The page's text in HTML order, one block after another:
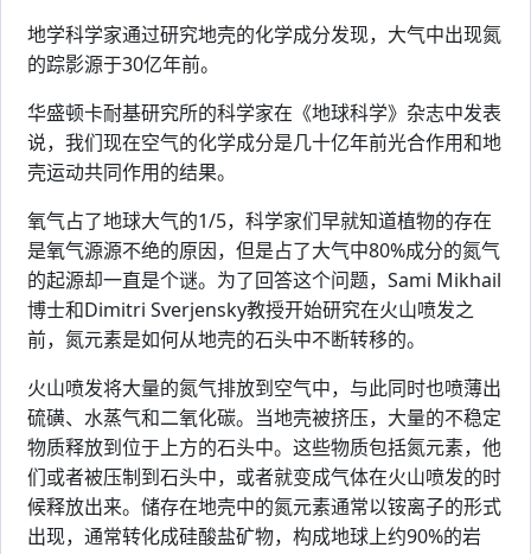
地学科学家通过研究地壳的化学成分发现，大气中出现氮
的踪影源于30亿年前。
华盛顿卡耐基研究所的科学家在《地球科学》杂志中发表
说，我们现在空气的化学成分是几十亿年前光合作用和地
壳运动共同作用的结果。
氧气占了地球大气的1/5，科学家们早就知道植物的存在
是氧气源源不绝的原因，但是占了大气中80%成分的氮气
的起源却一直是个谜。为了回答这个问题，Sami Mikhail
博士和Dimitri Sverjensky教授开始研究在火山喷发之
前，氮元素是如何从地壳的石头中不断转移的。
火山喷发将大量的氮气排放到空气中，与此同时也喷薄出
硫磺、水蒸气和二氧化碳。当地壳被挤压，大量的不稳定
物质释放到位于上方的石头中。这些物质包括氮元素，他
们或者被压制到石头中，或者就变成气体在火山喷发的时
候释放出来。储存在地壳中的氮元素通常以铵离子的形式
出现，通常转化成硅酸盐矿物，构成地球上约90%的岩